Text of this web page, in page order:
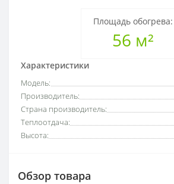
Площадь обогрева:
56 м²
Характеристики
Модель:
Производитель:
Страна производитель:
Теплоотдача:
Высота:
Обзор товара